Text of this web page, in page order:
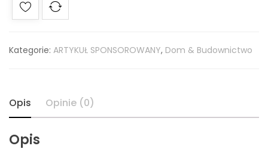
Kategorie: ARTYKUŁ SPONSOROWANY, Dom & Budownictwo
Opis Opinie (0)
Opis